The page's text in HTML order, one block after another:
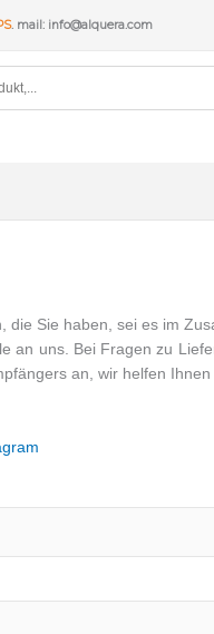
. mail: info@alquera.com
die Sie haben, sei es im
an uns. Bei Fragen zu
an, wir helfen